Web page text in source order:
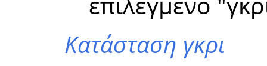
Κατάσταση γκρι